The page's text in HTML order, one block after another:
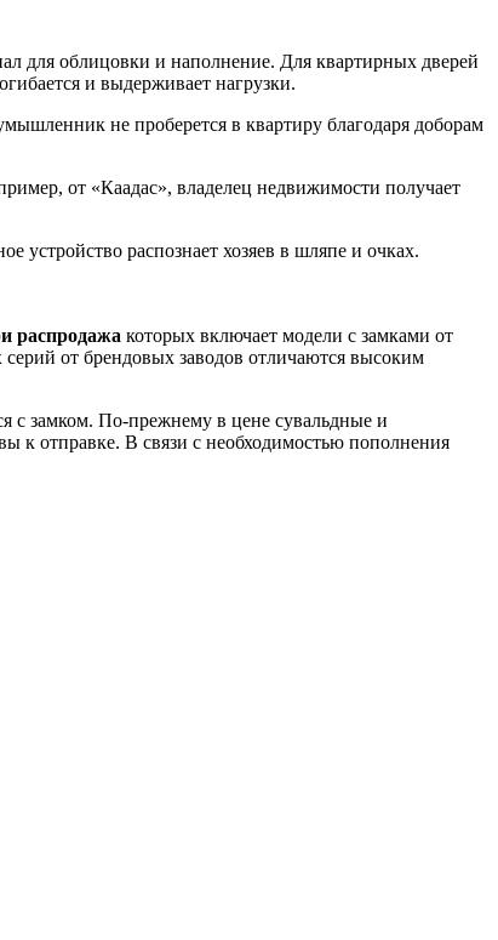
для облицовки и наполнение. Для квартирных дверей
и выдерживает нагрузки.
не проберется в квартиру благодаря доборам
от «Каадас», владелец недвижимости получает
устройство распознает хозяев в шляпе и очках.
распродажа которых включает модели с замками от
от брендовых заводов отличаются высоким
замком. По-прежнему в цене сувальдные и
к отправке. В связи с необходимостью пополнения